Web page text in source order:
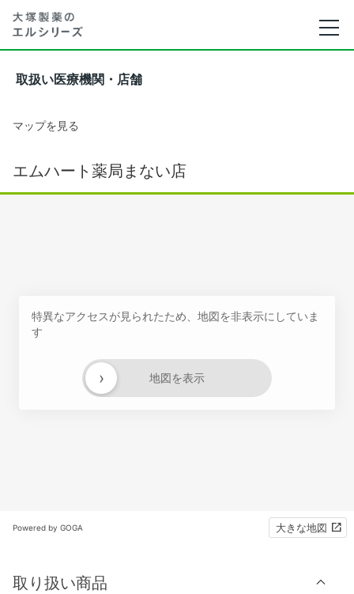
取扱い医療機関・店舗
マップを見る
エムハート薬局まない店
特異なアクセスが見られたため、地図を非表示にしていま
す
地図を表示
›
Powered by GOGA 大きな地図
取り扱い商品